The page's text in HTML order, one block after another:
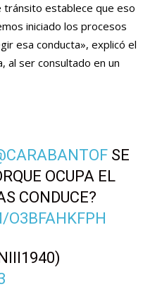
tránsito establece que eso
iniciado los procesos
esa conducta», explicó el
al ser consultado en un
SE
OCUPA EL
CONDUCE?
O3BFAHKFPH